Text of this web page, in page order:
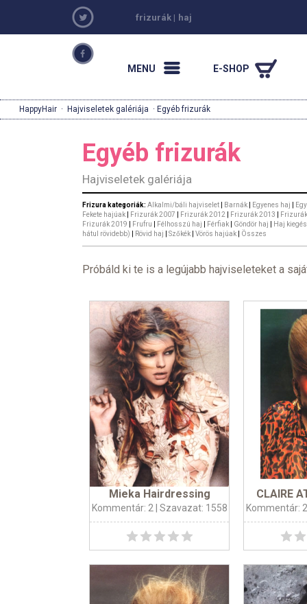
frizurák | haj
MENU E-SHOP
HappyHair · Hajviseletek galériája · Egyéb frizurák
Egyéb frizurák
Hajviseletek galériája
Frizura kategoriák: Alkalmi/báli hajviselet Barnák Egyenes haj
Fekete hajúak
Frizurák 2007 Frizurák 2012 Frizurák 2013
Frizurák 2019
Frufru Félhosszú haj Férfiak Göndör haj
Haj
hátul rövidebb)
Rövid haj Szőkék Vörös hajúak Összes
Próbáld ki te is a legújabb hajviseleteket a
Mieka Hairdressing
Kommentár: 2 | Szavazat: 1558
CLAIRE
Kommentár: 2